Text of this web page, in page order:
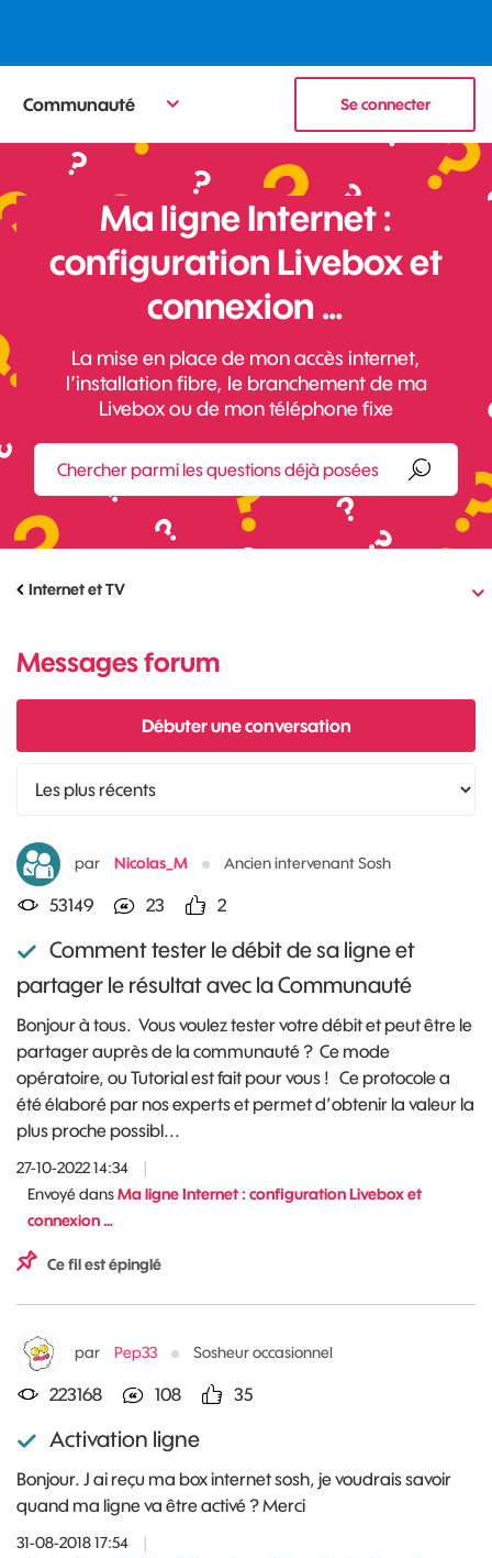
Communauté Se connecter
Ma ligne Internet :
configuration Livebox et
connexion …
La mise en place de mon accès internet,
l’installation fibre, le branchement de ma
Livebox ou de mon téléphone fixe
Internet et TV
Messages forum
Débuter une conversation
Comment tester le débit de sa ligne et
partager le résultat avec la Communauté
Bonjour à tous. Vous voulez tester votre débit et peut être le
partager auprès de la communauté ? Ce mode
opératoire, ou Tutorial est fait pour vous ! Ce protocole a
été élaboré par nos experts et permet d’obtenir la valeur la
plus proche possibl...
27-10-2022 14:34
|
Envoyé dansMa ligne Internet : configuration Livebox et
connexion …
Ce fil est épinglé
par Nicolas_M Ancien intervenant Sosh
53149 23 2
Activation ligne
Bonjour. J ai reçu ma box internet sosh, je voudrais savoir
quand ma ligne va être activé ? Merci
31-08-2018 17:54
|
par Pep33 Sosheur occasionnel
223168 108 35